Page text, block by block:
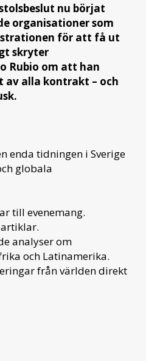
nu börjat
organisationer som
för att få ut
skryter
Rubio om att han
av alla kontrakt – och
enda tidningen i Sverige
globala
till evenemang.
analyser om
och Latinamerika.
från världen direkt